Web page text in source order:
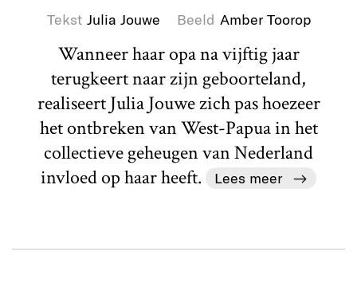
Tekst Julia Jouwe Beeld Amber Toorop
Wanneer haar opa na vijftig jaar
terugkeert naar zijn geboorteland,
realiseert Julia Jouwe zich pas hoezeer
het ontbreken van West-Papua in het
collectieve geheugen van Nederland
invloed op haar heeft.
Lees meer